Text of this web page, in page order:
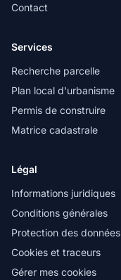
Contact
Services
Recherche parcelle
Plan local d'urbanisme
Permis de construire
Matrice cadastrale
Légal
Informations juridiques
Conditions générales
Protection des données
Cookies et traceurs
Gérer mes cookies